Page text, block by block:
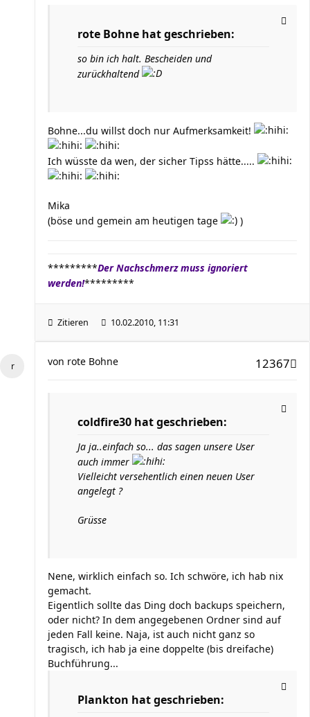
rote Bohne hat geschrieben:
so bin ich halt. Bescheiden und
zurückhaltend
Bohne...du willst doch nur Aufmerksamkeit!
Ich wüsste da wen, der sicher Tipss hätte.....
Mika
(böse und gemein am heutigen tage
)
*********Der Nachschmerz muss ignoriert
werden!*********
Zitieren 10.02.2010, 11:31
12367
von rote Bohne
coldfire30 hat geschrieben:
Ja ja..einfach so... das sagen unsere User
auch immer
Vielleicht versehentlich einen neuen User
angelegt ?
Grüsse
Nene, wirklich einfach so. Ich schwöre, ich hab nix
gemacht.
Eigentlich sollte das Ding doch backups speichern,
oder nicht? In dem angegebenen Ordner sind auf
jeden Fall keine. Naja, ist auch nicht ganz so
tragisch, ich hab ja eine doppelte (bis dreifache)
Buchführung...
Plankton hat geschrieben: